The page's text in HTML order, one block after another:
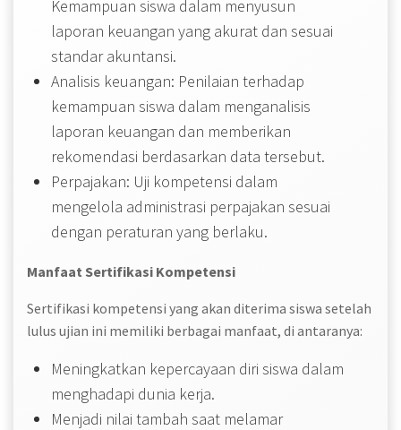
Kemampuan siswa dalam menyusun
laporan keuangan yang akurat dan sesuai
standar akuntansi.
Analisis keuangan: Penilaian terhadap
kemampuan siswa dalam menganalisis
laporan keuangan dan memberikan
rekomendasi berdasarkan data tersebut.
Perpajakan: Uji kompetensi dalam
mengelola administrasi perpajakan sesuai
dengan peraturan yang berlaku.
Manfaat Sertifikasi Kompetensi
Sertifikasi kompetensi yang akan diterima siswa setelah
lulus ujian ini memiliki berbagai manfaat, di antaranya:
Meningkatkan kepercayaan diri siswa dalam
menghadapi dunia kerja.
Menjadi nilai tambah saat melamar